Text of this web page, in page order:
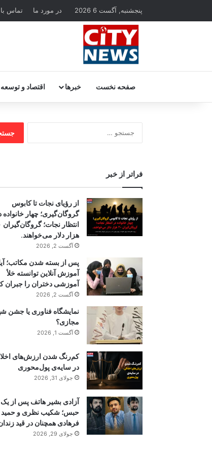
پنجشنبه, آگست 6 2026 در مورد ما تماس با
صفحه نخست خبرها اقتصاد و توسعه
برای:
فراتر از خبر
از رؤیای نجات تا کابوس
گروگان‌گیری؛ چهار خانواده
هزار دلار می‌خواهند.
آگست 2, 2026
پس از بسته شدن مکاتب؛
آموزش آنلاین توانسته خلأ
آموزشی دختران را جبران
آگست 2, 2026
نمایشگاه فناوری یا جشن
مجازی؟
آگست 1, 2026
کم‌رنگ شدن ارزش‌های
در سایه‌ی پول‌محوری
جولای 31, 2026
آزادی بشیر هاتف پس از
حبس؛ شکیب نظری و حمید
فرهادی همچنان در قید
جولای 29, 2026